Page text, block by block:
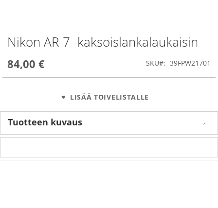
Nikon AR-7 -kaksoislankalaukaisin
84,00 € SKU 39FPW21701
LISÄÄ TOIVELISTALLE
Skip
to
beginning
of
Tuotteen kuvaus